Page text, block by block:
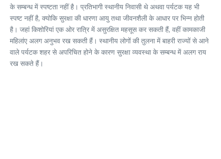
के सम्बन्ध में स्पष्टता नहीं है। प्रतिभागी स्थानीय निवासी थे अथवा पर्यटक यह भी
स्पष्ट नहीं है, क्योकि सुरक्षा की धारणा आयु तथा जीवनशैली के आधार पर भिन्न होती
है। जहां किशोरियां एक ओर रात्रि में असुरक्षित महसूस कर सकती हैं, वहीं कामकाजी
महिलांए अलग अनुभव रख सकती हैं। स्थानीय लोगों की तुलना में बाहरी राज्यों से आने
वाले पर्यटक शहर से अपरिचित होने के कारण सुरक्षा व्यवस्था के सम्बन्ध में अलग राय
रख सकते हैं।